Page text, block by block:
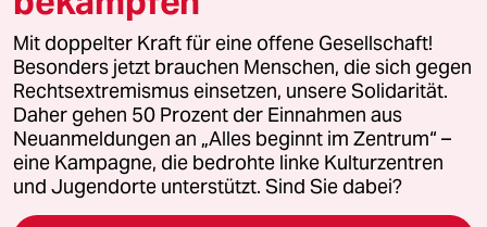
© 2026 taz Verlags und Vertriebs GmbH
Alle Rechte vorbehalten. Bei rechtlichen Fragen oder für Genehmigungen
wenden Sie sich bitte an
lizenzen@taz.de
Feedback Redaktionsstatut Kommune-Richtlinien
Leitlinie Informant Datenschutz Impressum AGB
Mit doppelter Kraft für eine offene Gesellschaft!
Besonders jetzt brauchen Menschen, die sich gegen
Rechtsextremismus einsetzen, unsere Solidarität.
Daher gehen 50 Prozent der Einnahmen aus
Neuanmeldungen an „Alles beginnt im Zentrum“ –
eine Kampagne, die bedrohte linke Kulturzentren
und Jugendorte unterstützt. Sind Sie dabei?